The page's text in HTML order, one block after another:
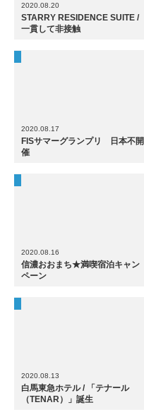
2020.08.20
STARRY RESIDENCE SUITE /
一貫して非接触
2020.08.17
FISサマーグランプリ 日本不開
催
2020.08.16
信濃おおまち★満喫宿泊キャン
ペーン
2020.08.13
白馬東急ホテル / 「テナール
（TENAR）」誕生